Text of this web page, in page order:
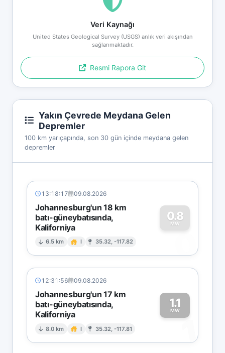
Veri Kaynağı
United States Geological Survey (USGS) anlık veri akışından
sağlanmaktadır.
Resmi Rapora Git
Yakın Çevrede Meydana Gelen
Depremler
100 km yarıçapında, son 30 gün içinde meydana gelen
depremler
13:18:17 09.08.2026
Johannesburg'un 18 km
batı-güneybatısında,
Kaliforniya
6.5 km I 35.32, -117.82
0.8
MW
0
12:31:56 09.08.2026
Johannesburg'un 17 km
batı-güneybatısında,
Kaliforniya
8.0 km I 35.32, -117.81
1.1
MW
1